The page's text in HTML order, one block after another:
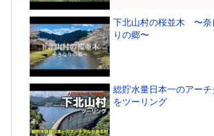
下北山村の桜並木 〜奈
りの郷〜
総貯水量日本一のアー
をツーリング